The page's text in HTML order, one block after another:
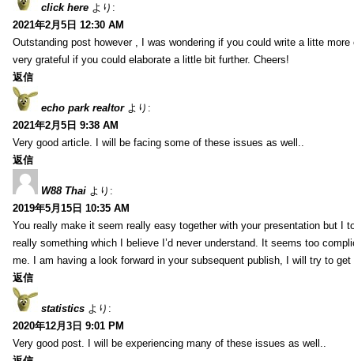
click here より:
2021年2月5日 12:30 AM
Outstanding post however , I was wondering if you could write a litte
very grateful if you could elaborate a little bit further. Cheers!
返信
echo park realtor より:
2021年2月5日 9:38 AM
Very good article. I will be facing some of these issues as well..
返信
W88 Thai より:
2019年5月15日 10:35 AM
You really make it seem really easy together with your presentation but I
really something which I believe I’d never understand. It seems too
me. I am having a look forward in your subsequent publish, I will try to
返信
statistics より:
2020年12月3日 9:01 PM
Very good post. I will be experiencing many of these issues as well..